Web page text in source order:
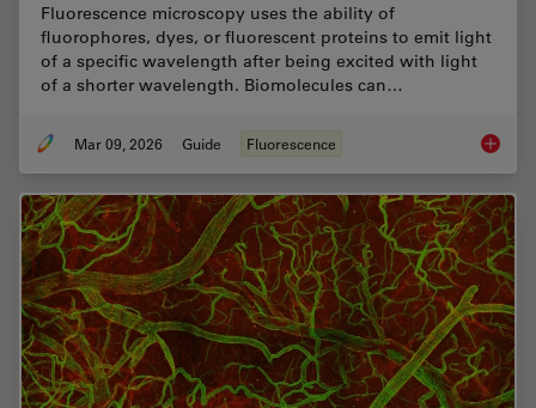
Fluorescence microscopy uses the ability of
fluorophores, dyes, or fluorescent proteins to emit light
of a specific wavelength after being excited with light
of a shorter wavelength. Biomolecules can…
Mar 09, 2026 Guide Fluorescence A